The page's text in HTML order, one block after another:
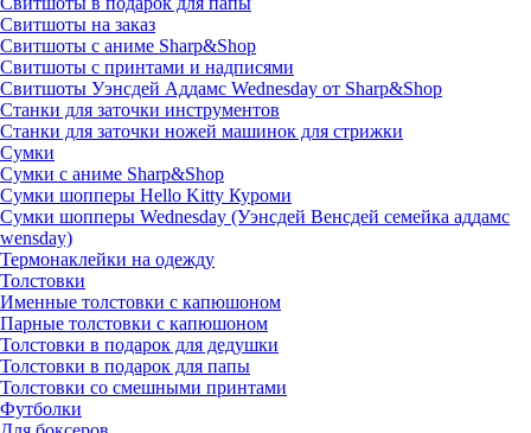
Свитшоты на заказ
Свитшоты с аниме Sharp&Shop
Свитшоты с принтами и надписями
Свитшоты Уэнсдей Аддамс Wednesday от Sharp&Shop
Станки для заточки инструментов
Станки для заточки ножей машинок для стрижки
Сумки
Сумки с аниме Sharp&Shop
Сумки шопперы Hello Kitty Куроми
Сумки шопперы Wednesday (Уэнсдей Венсдей семейка аддамс
wensday)
Термонаклейки на одежду
Толстовки
Именные толстовки с капюшоном
Парные толстовки с капюшоном
Толстовки в подарок для дедушки
Толстовки в подарок для папы
Толстовки со смешными принтами
Футболки